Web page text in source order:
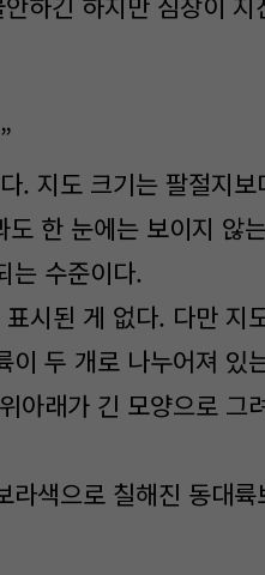
. 지도 크기는 팔절지보
한 눈에는 보이지 않
는 수준이다.
시된 게 없다. 다만 지
이 두 개로 나누어져 있
아래가 긴 모양으로 그
라색으로 칠해진 동대륙